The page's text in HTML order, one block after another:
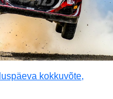
kokkuvõte,